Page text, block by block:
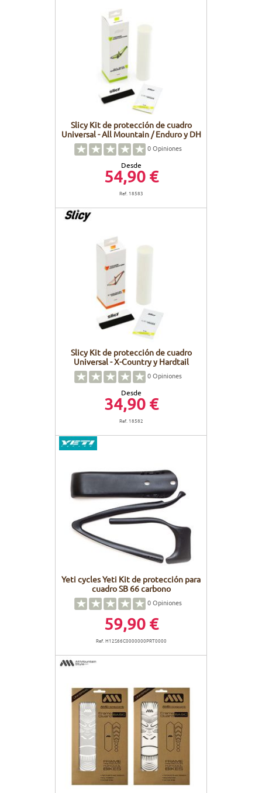
Slicy Kit de protección de cuadro
Universal - All Mountain / Enduro y DH
0Opiniones
Desde
54,90 €
Ref. 18583
Slicy Kit de protección de cuadro
Universal - X-Country y Hardtail
0Opiniones
Desde
34,90 €
Ref. 18582
Yeti cycles Yeti Kit de protección para
cuadro SB 66 carbono
0Opiniones
59,90 €
Ref. H12S66C0000000PRT0000